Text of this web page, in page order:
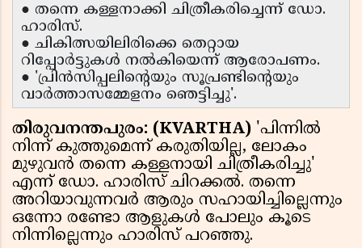
● തന്നെ കള്ളനാക്കി ചിത്രീകരിച്ചെന്ന് ഡോ.
ഹാരിസ്.
● ചികിത്സയിലിരിക്കെ തെറ്റായ
റിപ്പോർട്ടുകൾ നൽകിയെന്ന് ആരോപണം.
● 'പ്രിൻസിപ്പലിന്റെയും സൂപ്രണ്ടിന്റെയും
വാർത്താസമ്മേളനം ഞെട്ടിച്ചു'.
തിരുവനന്തപുരം: (KVARTHA) 'പിന്നിൽ
നിന്ന് കുത്തുമെന്ന് കരുതിയില്ല, ലോകം
മുഴുവൻ തന്നെ കള്ളനായി ചിത്രീകരിച്ചു'
എന്ന് ഡോ. ഹാരിസ് ചിറക്കൽ. തന്നെ
അറിയാവുന്നവർ ആരും സഹായിച്ചില്ലെന്നും
ഒന്നോ രണ്ടോ ആളുകൾ പോലും കൂടെ
നിന്നില്ലെന്നും ഹാരിസ് പറഞ്ഞു.